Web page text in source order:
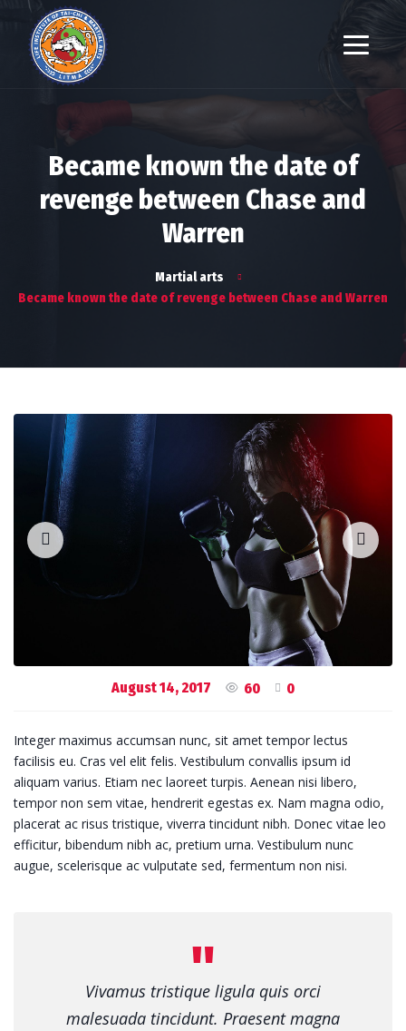
Became known the date of
revenge between Chase and
Warren
Martial arts
Became known the date of revenge between Chase and Warren
August 14, 2017 60 0
Integer maximus accumsan nunc, sit amet tempor lectus
facilisis eu. Cras vel elit felis. Vestibulum convallis ipsum id
aliquam varius. Etiam nec laoreet turpis. Aenean nisi libero,
tempor non sem vitae, hendrerit egestas ex. Nam magna odio,
placerat ac risus tristique, viverra tincidunt nibh. Donec vitae leo
efficitur, bibendum nibh ac, pretium urna. Vestibulum nunc
augue, scelerisque ac vulputate sed, fermentum non nisi.
Vivamus tristique ligula quis orci
malesuada tincidunt. Praesent magna